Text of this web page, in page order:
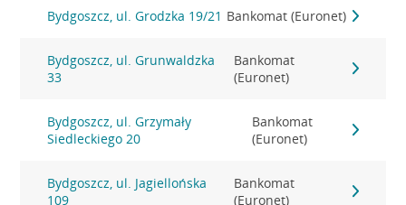
Bydgoszcz, ul. Grodzka 19/21 Bankomat (Euronet)
Bydgoszcz, ul. Grunwaldzka
33
Bankomat
(Euronet)
Bydgoszcz, ul. Grzymały
Siedleckiego 20
Bankomat
(Euronet)
Bydgoszcz, ul. Jagiellońska
109
Bankomat
(Euronet)